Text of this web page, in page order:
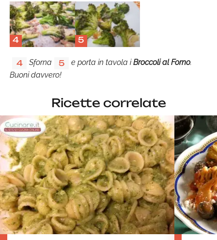
4 5
4 Sforna 5 e porta in tavola iBroccoli al Forno.
Buoni davvero!
Ricette correlate